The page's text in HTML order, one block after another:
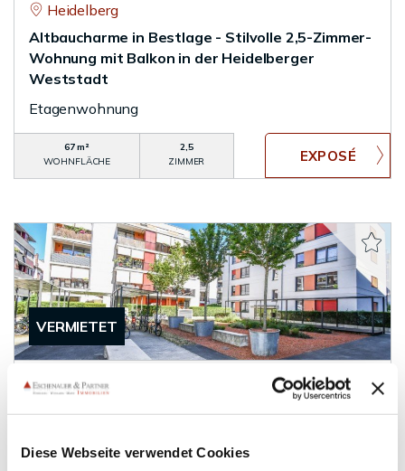
Diese Webseite verwendet Cookies
Heidelberg
Altbaucharme in Bestlage - Stilvolle 2,5-Zimmer-
Wohnung mit Balkon in der Heidelberger
Weststadt
Etagenwohnung
67 m²
WOHNFLÄCHE
2,5
ZIMMER
VERMIETET
Heidelberg
Etagenwohnung